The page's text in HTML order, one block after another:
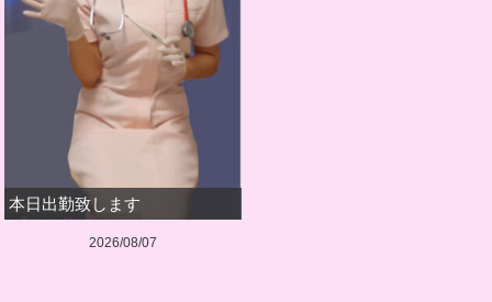
本日出勤致します
2026/08/07